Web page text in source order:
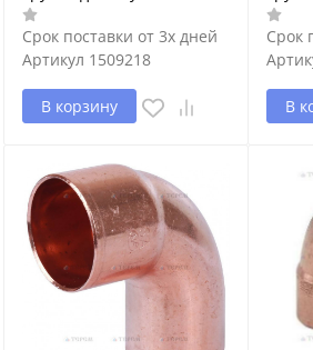
Срок поставки от 3х дней
Артикул 1509218
В корзину
Срок
В